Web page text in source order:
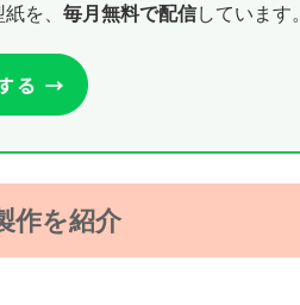
を、 毎月無料で配信しています。
作を紹介